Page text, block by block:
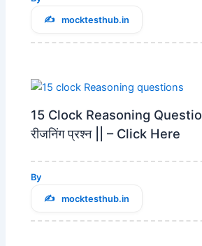
mocktesthub.in
15 Clock Reasoning
रीजनिंग प्रश्न || – Click Here
By
mocktesthub.in